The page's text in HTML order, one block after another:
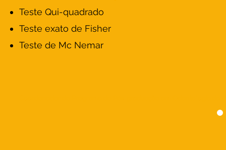
Teste Qui-quadrado
Teste exato de Fisher
Teste de Mc Nemar